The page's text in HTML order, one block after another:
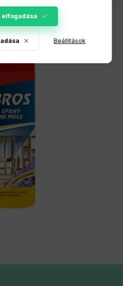
elfogadása
Beállítások